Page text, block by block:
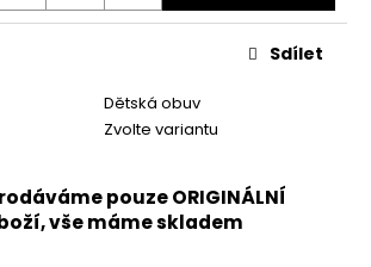
Dětská obuv
Zvolte variantu
Sdílet
pouze ORIGINÁLNÍ
vše máme skladem